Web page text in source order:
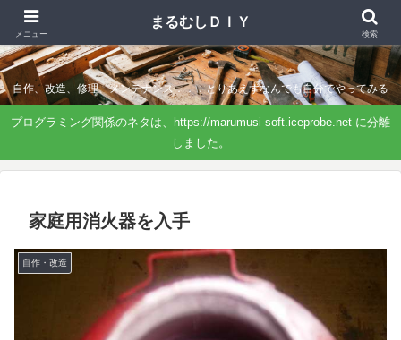
まるむしＤＩＹ
自作、改造、修理、メンテナンス．．．とりあえずなんでも自分でやってみる
プログラミング関係のネタは、https://marumusi-soft.iceprobe.net に分離
しました。
家庭用消火器を入手
自作・改造
メニュー
まるむしＤＩＹ
検索